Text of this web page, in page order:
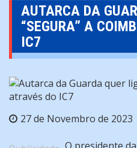
AUTARCA DA
“SEGURA” A
IC7
27 de Novembro de 2023